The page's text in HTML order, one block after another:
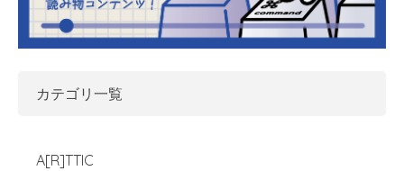
カテゴリ一覧
A[R]TTIC